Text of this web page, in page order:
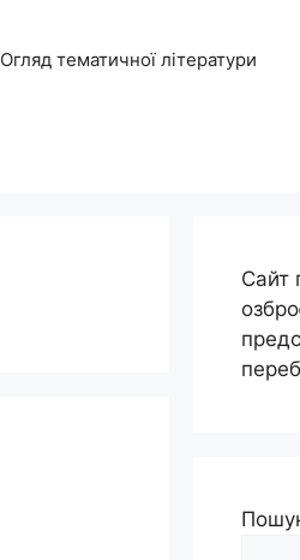
Огляд тематичної літератури
Сайт